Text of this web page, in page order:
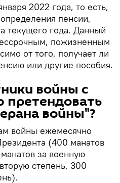
2022 года, то есть,
пенсии,
текущего года. Данный
пожизненным
от того, получает ли
или другие пособия.
войны с
претендовать
войны"?
войны ежемесячно
(400 манатов
за военную
степень, 300